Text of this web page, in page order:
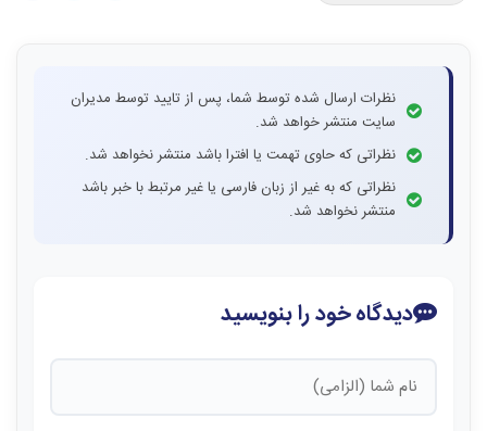
نظرات ارسال شده توسط شما، پس از تایید توسط مدیران
سایت منتشر خواهد شد.
نظراتی که حاوی تهمت یا افترا باشد منتشر نخواهد شد.
نظراتی که به غیر از زبان فارسی یا غیر مرتبط با خبر باشد
منتشر نخواهد شد.
دیدگاه خود را بنویسید